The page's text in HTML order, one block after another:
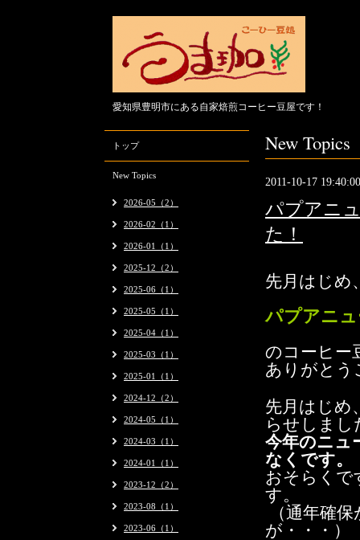
愛知県豊明市にある自家焙煎コーヒー豆屋です！
New Topics
2011-10-17 19:40:00
パプアニ
た！
先月はじめ
パプアニ
のコーヒー
ありがとう
先月はじめ
らせしまし
今年のニュ
なくです。
おそらくで
す。
（通年確保
が・・・）
トップ
New Topics
2026-05（2）
2026-02（1）
2026-01（1）
2025-12（2）
2025-06（1）
2025-05（1）
2025-04（1）
2025-03（1）
2025-01（1）
2024-12（2）
2024-05（1）
2024-03（1）
2024-01（1）
2023-12（2）
2023-08（1）
2023-06（1）